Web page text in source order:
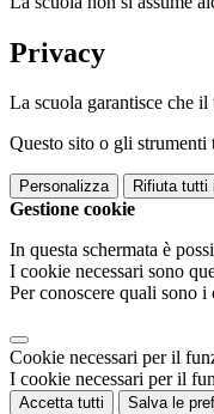
Privacy
La scuola garantisce che
Questo sito o gli
Personalizza Rifiuta tutti
Gestione cookie
In questa schermata è
I cookie necessari sono
Per conoscere quali sono
Cookie necessari per il
I cookie necessari per il
Accetta tutti Salva le